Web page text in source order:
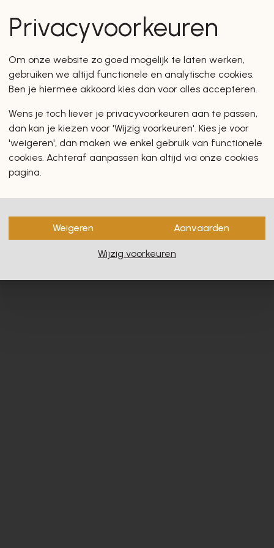
zullen u zeker en vast
Privacyvoorkeuren
Om onze website zo goed mogelijk te laten werken,
gebruiken we altijd functionele en analytische cookies.
Ben je hiermee akkoord kies dan voor alles accepteren.
Wens je toch liever je privacyvoorkeuren aan te passen,
dan kan je kiezen voor 'Wijzig voorkeuren'. Kies je voor
'weigeren', dan maken we enkel gebruik van functionele
cookies. Achteraf aanpassen kan altijd via onze cookies
pagina.
Weigeren Aanvaarden
Wijzig voorkeuren